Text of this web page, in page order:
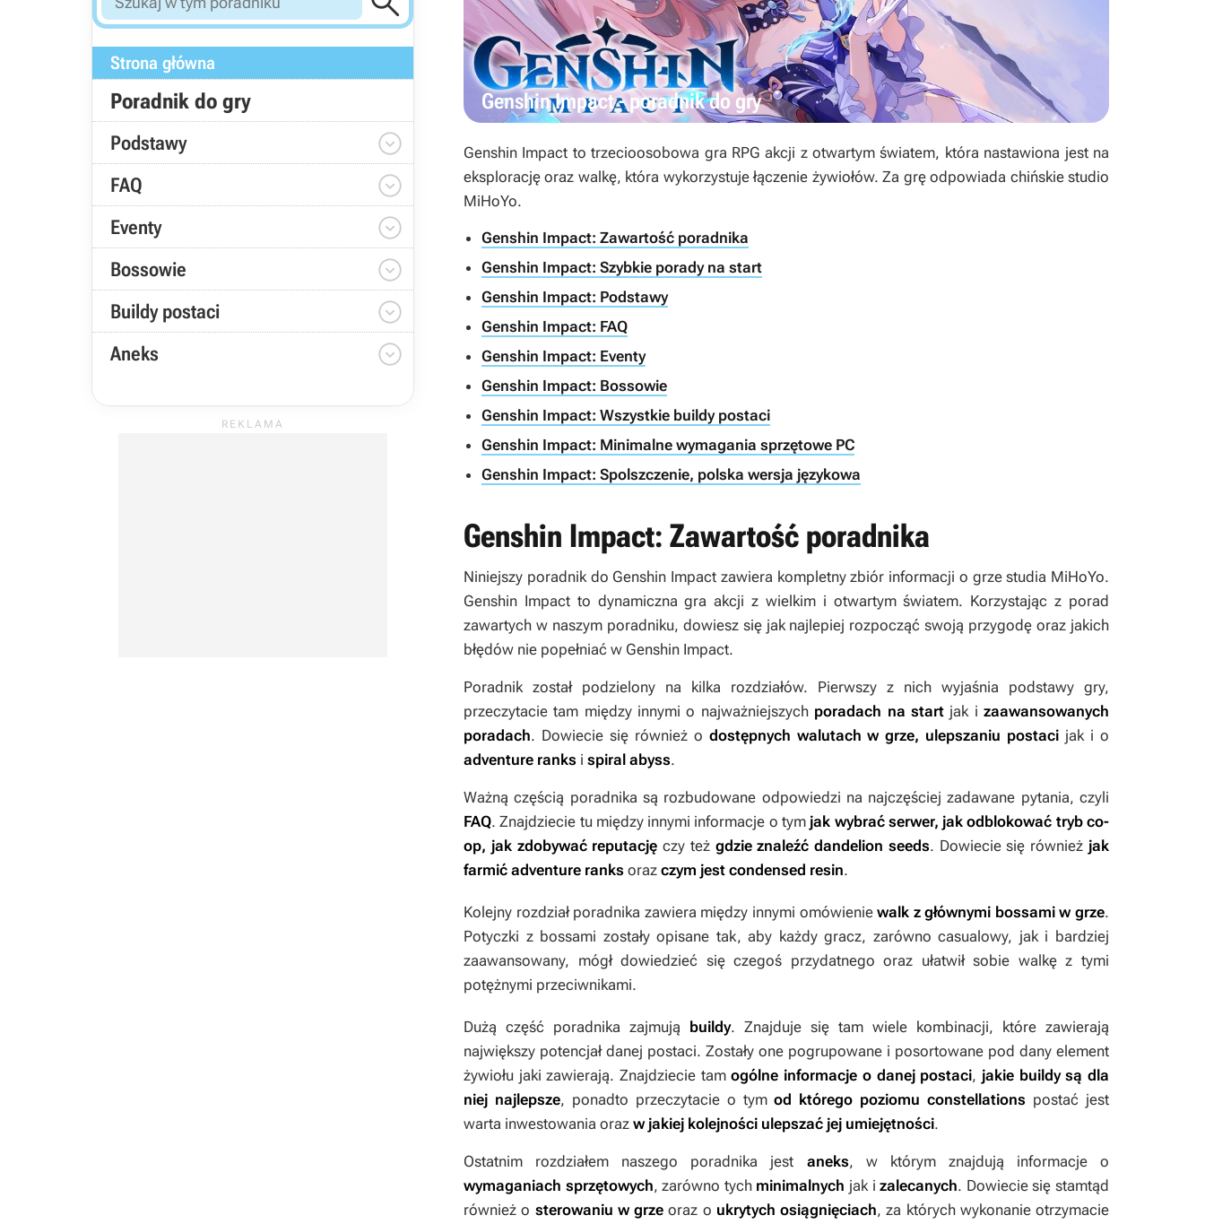
Strona główna
Poradnik do gry
Podstawy 
FAQ 
Eventy 
Bossowie 
Buildy postaci 
Aneks 
Genshin Impact - poradnik do gry
Genshin Impact to trzecioosobowa gra RPG akcji z otwartym światem, która nastawiona jest na
eksplorację oraz walkę, która wykorzystuje łączenie żywiołów. Za grę odpowiada chińskie studio
MiHoYo.
Genshin Impact: Zawartość poradnika
Genshin Impact: Szybkie porady na start
Genshin Impact: Podstawy
Genshin Impact: FAQ
Genshin Impact: Eventy
Genshin Impact: Bossowie
Genshin Impact: Wszystkie buildy postaci
Genshin Impact: Minimalne wymagania sprzętowe PC
Genshin Impact: Spolszczenie, polska wersja językowa
Genshin Impact: Zawartość poradnika
Niniejszy poradnik do Genshin Impact zawiera kompletny zbiór informacji o grze studia MiHoYo.
Genshin Impact to dynamiczna gra akcji z wielkim i otwartym światem. Korzystając z porad
zawartych w naszym poradniku, dowiesz się jak najlepiej rozpocząć swoją przygodę oraz jakich
błędów nie popełniać w Genshin Impact.
Poradnik został podzielony na kilka rozdziałów. Pierwszy z nich wyjaśnia podstawy gry,
przeczytacie tam między innymi o najważniejszych poradach na startjak izaawansowanych
poradach. Dowiecie się również o dostępnych walutach w grze, ulepszaniu postaci jak i o
adventure ranks i spiral abyss.
Ważną częścią poradnika są rozbudowane odpowiedzi na najczęściej zadawane pytania, czyli
FAQ. Znajdziecie tu między innymi informacje o tym jak wybrać serwer, jak odblokować tryb co-
op, jak zdobywać reputacjęczy też gdzie znaleźć dandelion seeds. Dowiecie się również jak
farmić adventure ranks oraz czym jest condensed resin.
Kolejny rozdział poradnika zawiera między innymi omówieniewalk z głównymi bossami w grze.
Potyczki z bossami zostały opisane tak, aby każdy gracz, zarówno casualowy, jak i bardziej
zaawansowany, mógł dowiedzieć się czegoś przydatnego oraz ułatwił sobie walkę z tymi
potężnymi przeciwnikami.
Dużą część poradnika zajmują buildy. Znajduje się tam wiele kombinacji, które zawierają
największy potencjał danej postaci. Zostały one pogrupowane i posortowane pod dany element
żywiołu jaki zawierają. Znajdziecie tamogólne informacje o danej postaci, jakie buildy są dla
niej najlepsze, ponadto przeczytacie o tymod którego poziomu constellations postać jest
warta inwestowania oraz w jakiej kolejności ulepszać jej umiejętności.
Ostatnim rozdziałem naszego poradnika jest aneks, w którym znajdują informacje o
wymaganiach sprzętowych, zarówno tych minimalnych jak izalecanych. Dowiecie się stamtąd
również o sterowaniu w grze oraz o ukrytych osiągnięciach, za których wykonanie otrzymacie